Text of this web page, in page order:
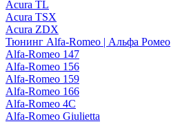
Acura TL
Acura TSX
Acura ZDX
Тюнинг Alfa-Romeo | Альфа Ромео
Alfa-Romeo 147
Alfa-Romeo 156
Alfa-Romeo 159
Alfa-Romeo 166
Alfa-Romeo 4C
Alfa-Romeo Giulietta